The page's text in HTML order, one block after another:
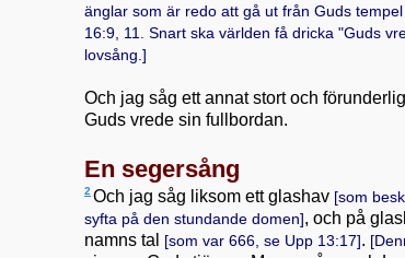
änglar som är redo att gå ut från Guds
16:9, 11. Snart ska världen få dricka "Guds
lovsång.]
Och jag såg ett annat stort och
Guds vrede sin fullbordan.
En segersång
2Och jag såg liksom ett glashav [som
syfta på den stundande domen] , och på
namns tal
[som var 666, se Upp 13:17] .